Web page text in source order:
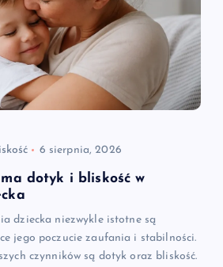
6 sierpnia, 2026
dotyk i bliskość w
dziecka niezwykle istotne są
jego poczucie zaufania i stabilności.
czynników są dotyk oraz bliskość.